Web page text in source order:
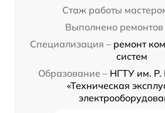
Стаж работы
Выполнено ремонтов
Специализация – ремонт
систем
Образование – НГТУ им. Р.
«Техническая